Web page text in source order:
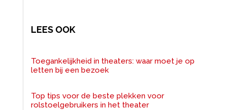
LEES OOK
Toegankelijkheid in theaters: waar moet je op
letten bij een bezoek
Top tips voor de beste plekken voor
rolstoelgebruikers in het theater